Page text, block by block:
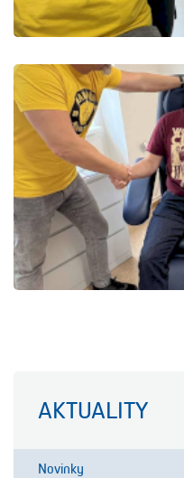
AKTUALITY
Novinky